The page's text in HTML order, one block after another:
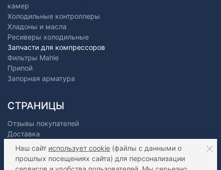
камер
Холодильные контроллеры
Хладоны и масла
Ресиверы холодильные
Запчасти для компрессоров
Фильтры Mahle
Припой
Запорная арматура
СТРАНИЦЫ
Отзывы покупателей
Доставка
Оплата
Как сделать заказ?
Наш сайт использует cookie (файлы с данными о
прошлых посещениях сайта) для персонализации